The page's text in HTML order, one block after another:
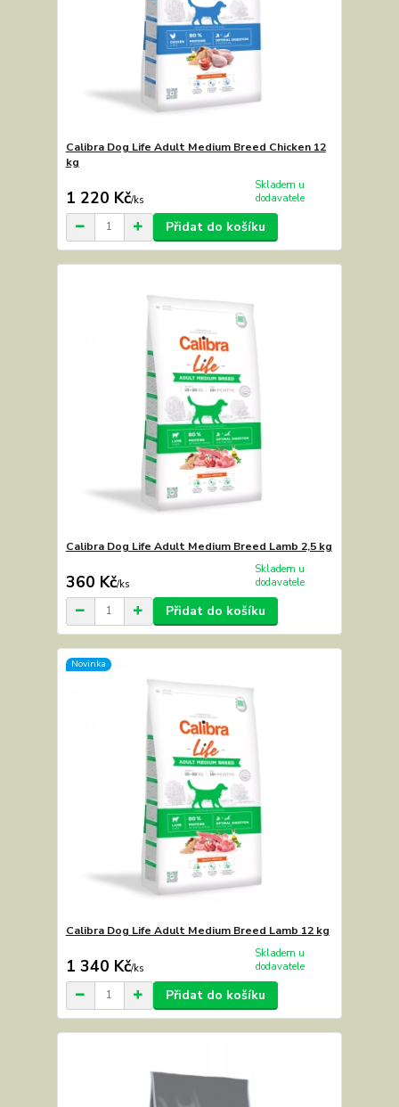
Calibra Dog Life Adult Medium Breed Chicken 12
kg
1 220 Kč/ks
Skladem u
dodavatele
Přidat do košíku
Calibra Dog Life Adult Medium Breed Lamb 2,5 kg
360 Kč/ks
Skladem u
dodavatele
Přidat do košíku
Novinka
Calibra Dog Life Adult Medium Breed Lamb 12 kg
1 340 Kč/ks
Skladem u
dodavatele
Přidat do košíku